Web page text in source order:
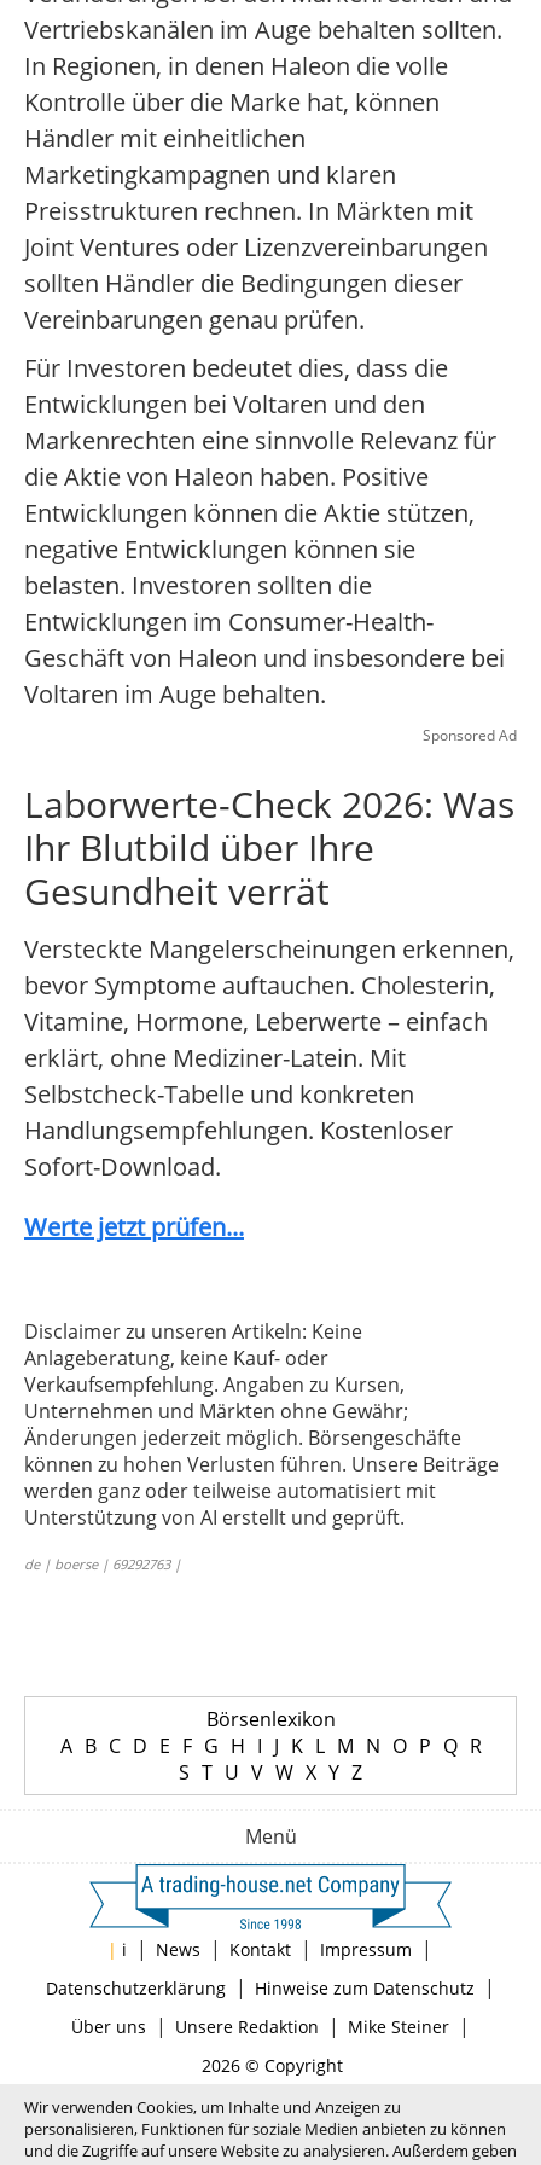
Vertriebskanälen im Auge behalten sollten.
In Regionen, in denen Haleon die volle
Kontrolle über die Marke hat, können
Händler mit einheitlichen
Marketingkampagnen und klaren
Preisstrukturen rechnen. In Märkten mit
Joint Ventures oder Lizenzvereinbarungen
sollten Händler die Bedingungen dieser
Vereinbarungen genau prüfen.
Für Investoren bedeutet dies, dass die
Entwicklungen bei Voltaren und den
Markenrechten eine sinnvolle Relevanz für
die Aktie von Haleon haben. Positive
Entwicklungen können die Aktie stützen,
negative Entwicklungen können sie
belasten. Investoren sollten die
Entwicklungen im Consumer-Health-
Geschäft von Haleon und insbesondere bei
Voltaren im Auge behalten.
Sponsored Ad
Laborwerte-Check 2026: Was
Ihr Blutbild über Ihre
Gesundheit verrät
Versteckte Mangelerscheinungen erkennen,
bevor Symptome auftauchen. Cholesterin,
Vitamine, Hormone, Leberwerte – einfach
erklärt, ohne Mediziner-Latein. Mit
Selbstcheck-Tabelle und konkreten
Handlungsempfehlungen. Kostenloser
Sofort-Download.
Werte jetzt prüfen...
Disclaimer zu unseren Artikeln: Keine
Anlageberatung, keine Kauf- oder
Verkaufsempfehlung. Angaben zu Kursen,
Unternehmen und Märkten ohne Gewähr;
Änderungen jederzeit möglich. Börsengeschäfte
können zu hohen Verlusten führen. Unsere Beiträge
werden ganz oder teilweise automatisiert mit
Unterstützung von AI erstellt und geprüft.
de | boerse | 69292763 |
Börsenlexikon
A B C D E F G H I J K L M N O P Q R
S T U V W X Y Z
Menü
| i | News | Kontakt | Impressum |
Datenschutzerklärung| Hinweise zum Datenschutz |
Über uns | Unsere Redaktion | Mike Steiner|
2026 © Copyright
Wir verwenden Cookies, um Inhalte und Anzeigen zu
personalisieren, Funktionen für soziale Medien anbieten zu können
und die Zugriffe auf unsere Website zu analysieren. Außerdem geben